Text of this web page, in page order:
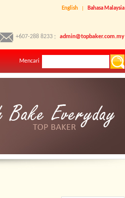
English Bahasa Malaysia
+607-288 8233 ; admin@topbaker.com.my
Mencari